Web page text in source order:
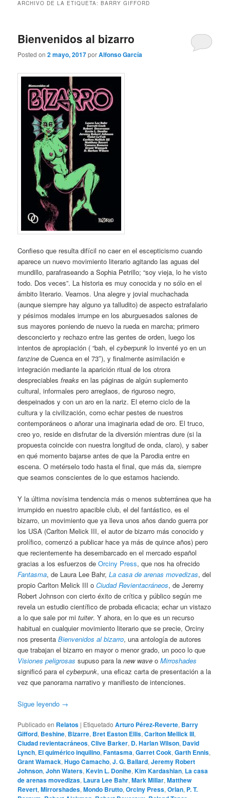
ARCHIVO DE LA ETIQUETA:BARRY GIFFORD
Bienvenidos al bizarro
Posted on2 mayo, 2017porAlfonso García
Confieso que resulta difícil no caer en el escepticismo cuando
aparece un nuevo movimiento literario agitando las aguas del
mundillo, parafraseando a Sophia Petrillo; “soy vieja, lo he visto
todo. Dos veces”. La historia es muy conocida y no sólo en el
ámbito literario. Veamos. Una alegre y jovial muchachada
(aunque siempre hay alguno ya talludito) de aspecto estrafalario
y pésimos modales irrumpe en los aburguesados salones de
sus mayores poniendo de nuevo la rueda en marcha; primero
desconcierto y rechazo entre las gentes de orden, luego los
intentos de apropiación ( “bah, elcyberpunk lo inventé yo en un
fanzine de Cuenca en el 73″), y finalmente asimilación e
integración mediante la aparición ritual de los otrora
despreciablesfreaks en las páginas de algún suplemento
cultural, informales pero arreglaos, de riguroso negro,
despeinados y con un aro en la nariz. El eterno ciclo de la
cultura y la civilización, como echar pestes de nuestros
contemporáneos o añorar una imaginaria edad de oro. El truco,
creo yo, reside en disfrutar de la diversión mientras dure (si la
propuesta coincide con nuestra longitud de onda, claro), y saber
en qué momento bajarse antes de que la Parodia entre en
escena. O metérselo todo hasta el final, que más da, siempre
que seamos conscientes de lo que estamos haciendo.
Y la última novísima tendencia más o menos subterránea que ha
irrumpido en nuestro apacible club, el del fantástico, es el
bizarro, un movimiento que ya lleva unos años dando guerra por
los USA (Carlton Melick III, el autor de bizarro más conocido y
prolífico, comenzó a publicar hace ya más de quince años) pero
que recientemente ha desembarcado en el mercado español
gracias a los esfuerzos deOrciny Press, que nos ha ofrecido
Fantasma, de Laura Lee Bahr,La casa de arenas movedizas, del
propio Carlton Melick III oCiudad Revientacráneos, de Jeremy
Robert Johnson con cierto éxito de crítica y público según me
revela un estudio científico de probada eficacia; echar un vistazo
a lo que sale por mituiter. Y ahora, en lo que es un recurso
habitual en cualquier movimiento literario que se precie, Orciny
nos presentaBienvenidos al bizarro, una antología de autores
que trabajan el bizarro en mayor o menor grado, un poco lo que
Visiones peligrosas supuso para lanew wave oMirroshades
significó para elcyberpunk, una eficaz carta de presentación a la
vez que panorama narrativo y manifiesto de intenciones.
Sigue leyendo →
Publicado en Relatos | Etiquetado Arturo Pérez-Reverte, Barry
Gifford, Beshine, Bizarre, Bret Easton Ellis,Carlton Mellick III,
Ciudad revientacráneos,Clive Barker, D. Harlan Wilson, David
Lynch, El quimérico inquilino,Fantasma,Garret Cook,Garth Ennis,
Grant Wamack,Hugo Camacho,J. G. Ballard,Jeremy Robert
Johnson,John Waters,Kevin L. Donihe,Kim Kardashian, La casa
de arenas movedizas, Laura Lee Bahr,Mark Millar,Matthew
Revert,Mirrorshades,Mondo Brutto,Orciny Press,Orlan, P. T.